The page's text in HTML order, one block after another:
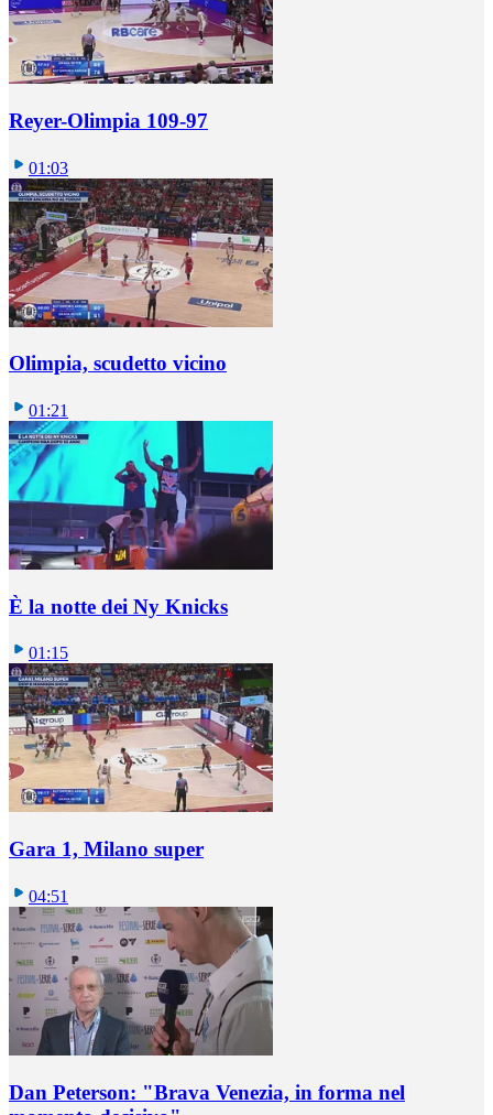
Reyer-Olimpia 109-97
01:03
Olimpia, scudetto vicino
01:21
È la notte dei Ny Knicks
01:15
Gara 1, Milano super
04:51
Dan Peterson: "Brava Venezia, in forma nel